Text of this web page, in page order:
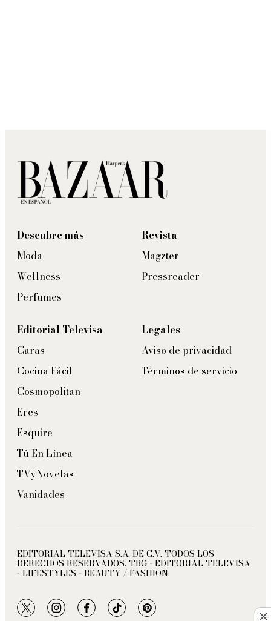
Descubre más
Moda
Wellness
Perfumes
Revista
Magzter
Pressreader
Editorial Televisa
Caras
Cocina Fácil
Cosmopolitan
Eres
Esquire
Tú En Línea
TVyNovelas
Vanidades
Legales
Aviso de privacidad
Términos de servicio
EDITORIAL TELEVISA S.A. DE C.V. TODOS LOS
DERECHOS RESERVADOS. TBG - EDITORIAL TELEVISA
- LIFESTYLES - BEAUTY / FASHION
twitterinstagramfacebooktiktokpinterest